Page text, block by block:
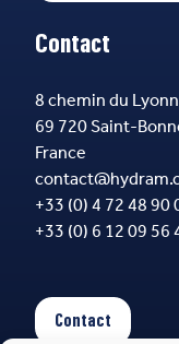
Contact
8 chemin du
69 720 Saint-
France
+33 (0) 4 72 48 90
+33 (0) 6 12 09 56
Contact